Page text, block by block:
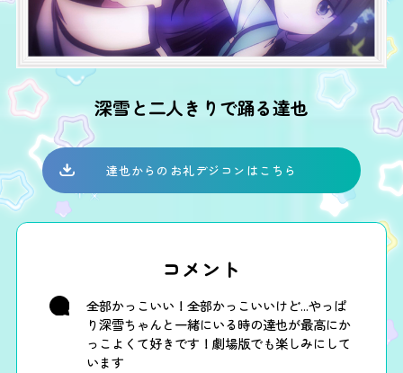
深雪と二人きりで踊る達也
達也からのお礼デジコンはこちら
コメント
全部かっこいい！全部かっこいいけど...やっぱ
り深雪ちゃんと一緒にいる時の達也が最高にか
っこよくて好きです！劇場版でも楽しみにして
います